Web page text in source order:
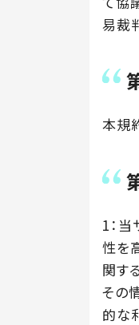
易裁
本規
1：
性を
関す
その
的な